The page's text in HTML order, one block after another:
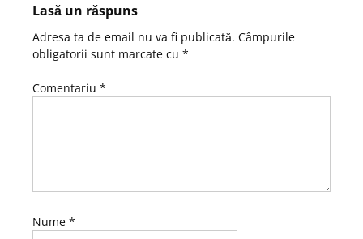
Lasă un răspuns
Adresa ta de email nu va fi publicată. Câmpurile
obligatorii sunt marcate cu *
Comentariu *
Nume *